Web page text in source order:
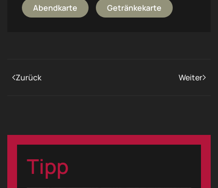
Abendkarte Getränkekarte
Zurück Weiter
Tipp